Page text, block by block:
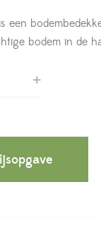
een
bodem in de